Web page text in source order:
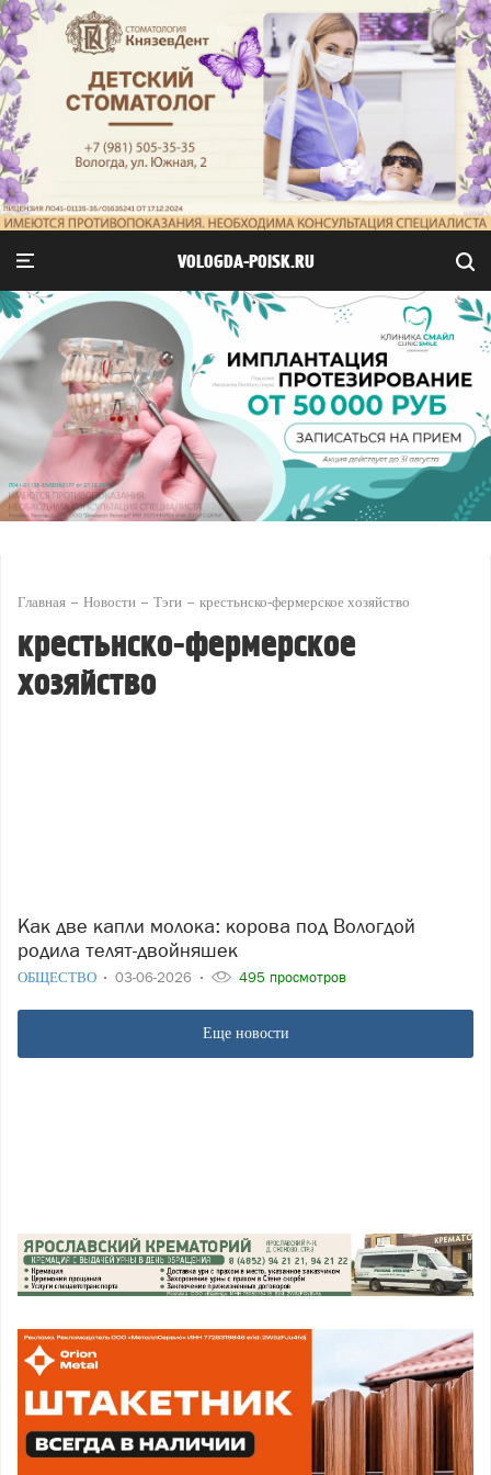
VOLOGDA-POISK.RU
Главная Новости Тэги крестьнско-фермерское хозяйство
крестьнско-фермерское
хозяйство
Как две капли молока: корова под Вологдой
родила телят-двойняшек
ОБЩЕСТВО 03-06-2026 495 просмотров
Еще новости